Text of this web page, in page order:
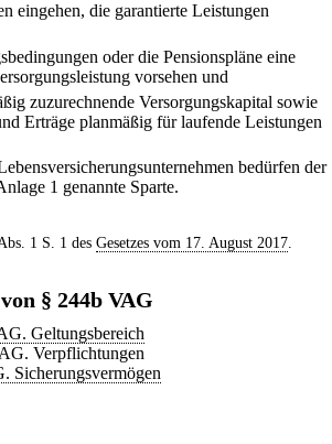
eingehen, die garantierte Leistungen
oder die Pensionspläne eine
vorsehen und
zuzurechnende Versorgungskapital sowie
Erträge planmäßig für laufende Leistungen
bedürfen der
1 genannte Sparte.
1 S. 1 des Gesetzes vom 17. August 2017.
§ 244b VAG
Geltungsbereich
Verpflichtungen
Sicherungsvermögen